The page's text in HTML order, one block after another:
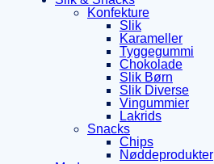
Konfekture
Slik
Karameller
Tyggegummi
Chokolade
Slik Børn
Slik Diverse
Vingummier
Lakrids
Snacks
Chips
Nøddeprodukter